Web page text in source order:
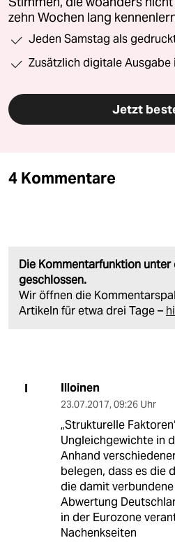
zehn Wochen lang
Jeden Samstag als
Zusätzlich digitale Ausgabe
Jetzt
4 Kommentare
Die Kommentarfunktion
geschlossen.
Wir öffnen die
Artikeln für etwa drei Tage –
I Illoinen
23.07.2017, 09:26 Uhr
„Strukturelle
Ungleichgewichte in
Anhand
belegen, dass es die
die damit
Abwertung
in der Eurozone
Nachenkseiten